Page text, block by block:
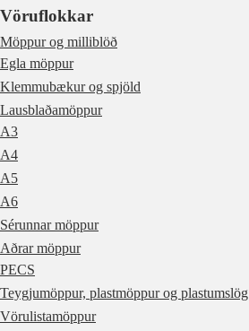
Vöruflokkar
Möppur og milliblöð
Egla möppur
Klemmubækur og spjöld
Lausblaðamöppur
A3
A4
A5
A6
Sérunnar möppur
Aðrar möppur
PECS
Teygjumöppur, plastmöppur og plastumslög
Vörulistamöppur